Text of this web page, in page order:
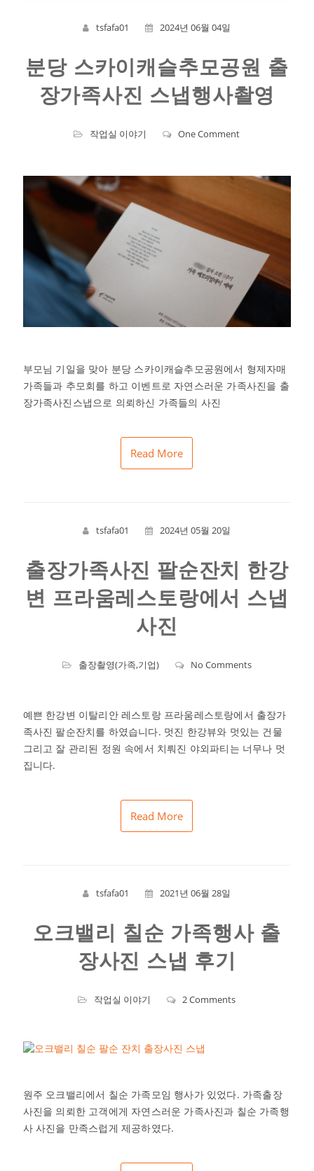
tsfafa01 2024년 06월 04일
분당 스카이캐슬추모공원 출
장가족사진 스냅행사촬영
작업실 이야기 One Comment
부모님 기일을 맞아 분당 스카이캐슬추모공원에서 형제자매
가족들과 추모회를 하고 이벤트로 자연스러운 가족사진을 출
장가족사진스냅으로 의뢰하신 가족들의 사진
Read More
tsfafa01 2024년 05월 20일
출장가족사진 팔순잔치 한강
변 프라움레스토랑에서 스냅
사진
출장촬영(가족,기업) No Comments
예쁜 한강변 이탈리안 레스토랑 프라움레스토랑에서 출장가
족사진 팔순잔치를 하였습니다. 멋진 한강뷰와 멋있는 건물
그리고 잘 관리된 정원 속에서 치뤄진 야외파티는 너무나 멋
집니다.
Read More
tsfafa01 2021년 06월 28일
오크밸리 칠순 가족행사 출
장사진 스냅 후기
작업실 이야기 2 Comments
원주 오크밸리에서 칠순 가족모임 행사가 있었다. 가족출장
사진을 의뢰한 고객에게 자연스러운 가족사진과 칠순 가족행
사 사진을 만족스럽게 제공하였다.